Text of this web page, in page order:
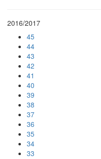
2016/2017
45
44
43
42
41
40
39
38
37
36
35
34
33